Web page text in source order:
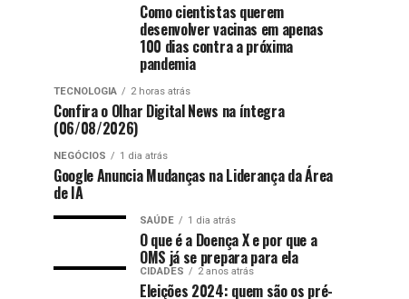
Como cientistas querem
desenvolver vacinas em apenas
100 dias contra a próxima
pandemia
TECNOLOGIA 2 horas atrás
Confira o Olhar Digital News na íntegra
(06/08/2026)
NEGÓCIOS 1 dia atrás
Google Anuncia Mudanças na Liderança da Área
de IA
SAÚDE 1 dia atrás
O que é a Doença X e por que a
OMS já se prepara para ela
CIDADES 2 anos atrás
Eleições 2024: quem são os pré-